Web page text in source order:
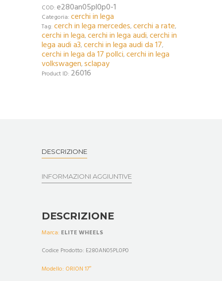
COD: e280an05pl0p0-1
Categoria: cerchi in lega
Tag: cerch in lega mercedes, cerchi a rate,
cerchi in lega, cerchi in lega audi, cerchi in
lega audi a3, cerchi in lega audi da 17,
cerchi in lega da 17 pollci, cerchi in lega
volkswagen, sclapay
Product ID: 26016
DESCRIZIONE
INFORMAZIONI AGGIUNTIVE
DESCRIZIONE
Marca: ELITE WHEELS
Codice Prodotto: E280AN05PL0P0
Modello: ORION 17″